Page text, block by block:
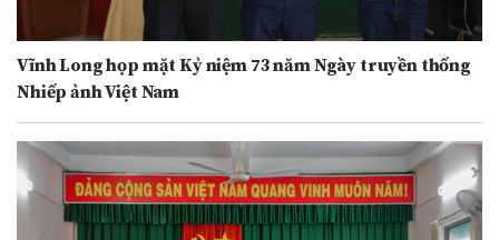
Vĩnh Long họp mặt Kỷ niệm 73 năm Ngày truyền thống
Nhiếp ảnh Việt Nam